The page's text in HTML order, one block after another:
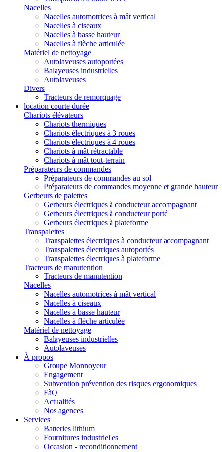
Nacelles
Nacelles automotrices à mât vertical
Nacelles à ciseaux
Nacelles à basse hauteur
Nacelles à flèche articulée
Matériel de nettoyage
Autolaveuses autoportées
Balayeuses industrielles
Autolaveuses
Divers
Tracteurs de remorquage
location courte durée
Chariots élévateurs
Chariots thermiques
Chariots électriques à 3 roues
Chariots électriques à 4 roues
Chariots à mât rétractable
Chariots à mât tout-terrain
Préparateurs de commandes
Préparateurs de commandes au sol
Préparateurs de commandes moyenne et grande hauteur
Gerbeurs de palettes
Gerbeurs électriques à conducteur accompagnant
Gerbeurs électriques à conducteur porté
Gerbeurs électriques à plateforme
Transpalettes
Transpalettes électriques à conducteur accompagnant
Transpalettes électriques autoportés
Transpalettes électriques à plateforme
Tracteurs de manutention
Tracteurs de manutention
Nacelles
Nacelles automotrices à mât vertical
Nacelles à ciseaux
Nacelles à basse hauteur
Nacelles à flèche articulée
Matériel de nettoyage
Balayeuses industrielles
Autolaveuses
À propos
Groupe Monnoyeur
Engagement
Subvention prévention des risques ergonomiques
FàQ
Actualités
Nos agences
Services
Batteries lithium
Fournitures industrielles
Occasion - reconditionnement